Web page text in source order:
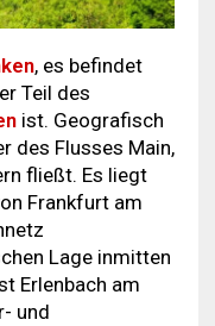
, es befindet
Teil des
ist. Geografisch
des Flusses Main,
fließt. Es liegt
Frankfurt am
Lage inmitten
Erlenbach am
und